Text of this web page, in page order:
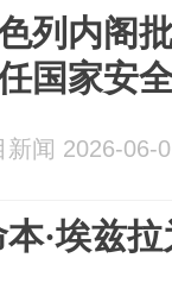
列内阁
国家安
新闻 2026-06-
·埃兹